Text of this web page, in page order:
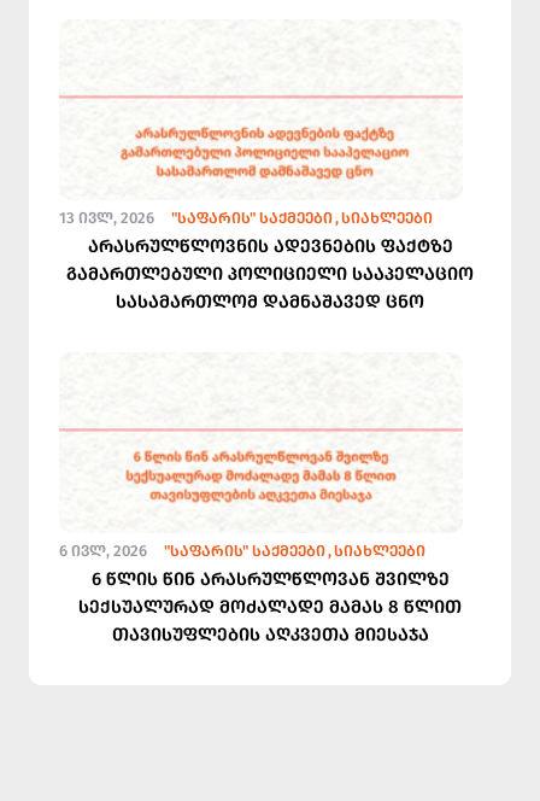
13 ᲘᲕᲚ, 2026 "ᲡᲐᲤᲐᲠᲘᲡ" ᲡᲐᲥᲛᲔᲔᲑᲘ ᲡᲘᲐᲮᲚᲔᲔᲑᲘ
არასრულწლოვნის ადევნების ფაქტზე
გამართლებული პოლიციელი სააპელაციო
სასამართლომ დამნაშავედ ცნო
6 ᲘᲕᲚ, 2026 "ᲡᲐᲤᲐᲠᲘᲡ" ᲡᲐᲥᲛᲔᲔᲑᲘ ᲡᲘᲐᲮᲚᲔᲔᲑᲘ
6 წლის წინ არასრულწლოვან შვილზე
სექსუალურად მოძალადე მამას 8 წლით
თავისუფლების აღკვეთა მიესაჯა